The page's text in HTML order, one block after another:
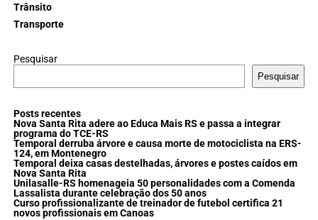
Trânsito
Transporte
Pesquisar
Pesquisar
Posts recentes
Nova Santa Rita adere ao Educa Mais RS e passa a integrar
programa do TCE-RS
Temporal derruba árvore e causa morte de motociclista na ERS-
124, em Montenegro
Temporal deixa casas destelhadas, árvores e postes caídos em
Nova Santa Rita
Unilasalle-RS homenageia 50 personalidades com a Comenda
Lassalista durante celebração dos 50 anos
Curso profissionalizante de treinador de futebol certifica 21
novos profissionais em Canoas